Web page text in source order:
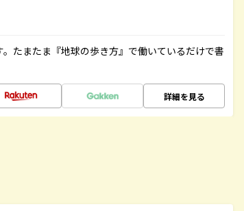
たまたま『地球の歩き方』で働いているだけで書
詳細を見る